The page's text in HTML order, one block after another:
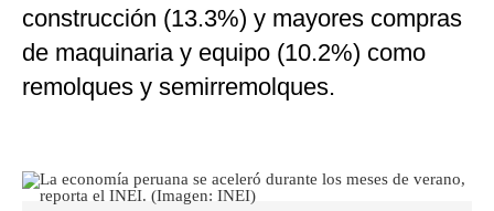
construcción (13.3%) y mayores compras
de maquinaria y equipo (10.2%) como
remolques y semirremolques.